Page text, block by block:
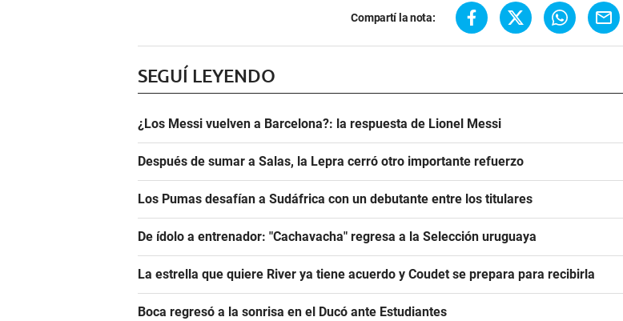
Compartí la nota:
SEGUÍ LEYENDO
¿Los Messi vuelven a Barcelona?: la respuesta de Lionel Messi
Después de sumar a Salas, la Lepra cerró otro importante refuerzo
Los Pumas desafían a Sudáfrica con un debutante entre los titulares
De ídolo a entrenador: "Cachavacha" regresa a la Selección uruguaya
La estrella que quiere River ya tiene acuerdo y Coudet se prepara para recibirla
Boca regresó a la sonrisa en el Ducó ante Estudiantes